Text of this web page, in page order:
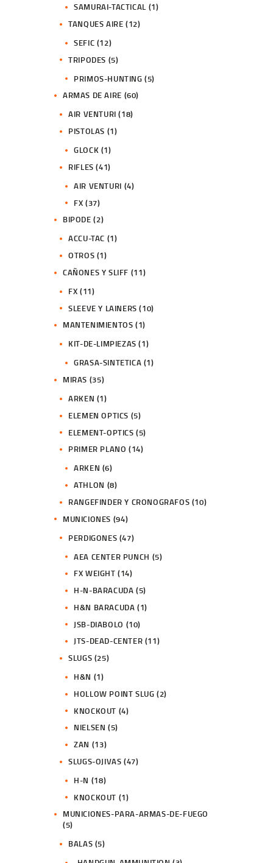
SAMURAI-TACTICAL (1)
TANQUES AIRE (12)
SEFIC (12)
TRIPODES (5)
PRIMOS-HUNTING (5)
ARMAS DE AIRE (60)
AIR VENTURI (18)
PISTOLAS (1)
GLOCK (1)
RIFLES (41)
AIR VENTURI (4)
FX (37)
BIPODE (2)
ACCU-TAC (1)
OTROS (1)
CAÑONES Y SLIFF (11)
FX (11)
SLEEVE Y LAINERS (10)
MANTENIMIENTOS (1)
KIT-DE-LIMPIEZAS (1)
GRASA-SINTETICA (1)
MIRAS (35)
ARKEN (1)
ELEMEN OPTICS (5)
ELEMENT-OPTICS (5)
PRIMER PLANO (14)
ARKEN (6)
ATHLON (8)
RANGEFINDER Y CRONOGRAFOS (10)
MUNICIONES (94)
PERDIGONES (47)
AEA CENTER PUNCH (5)
FX WEIGHT (14)
H-N-BARACUDA (5)
H&N BARACUDA (1)
JSB-DIABOLO (10)
JTS-DEAD-CENTER (11)
SLUGS (25)
H&N (1)
HOLLOW POINT SLUG (2)
KNOCKOUT (4)
NIELSEN (5)
ZAN (13)
SLUGS-OJIVAS (47)
H-N (18)
KNOCKOUT (1)
MUNICIONES-PARA-ARMAS-DE-FUEGO
(5)
BALAS (5)